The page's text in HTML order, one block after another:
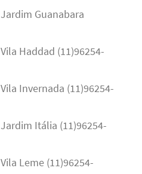
Jardim Guanabara
Vila Haddad (11)96254-
Vila Invernada (11)96254-
Jardim Itália (11)96254-
Vila Leme (11)96254-